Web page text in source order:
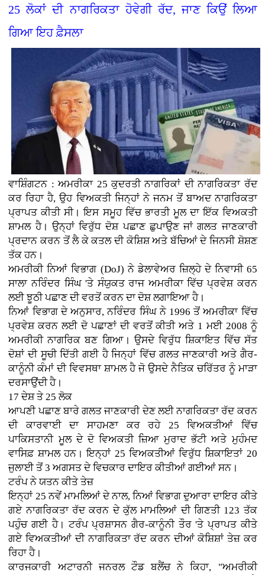
25 ਲੋਕਾਂ ਦੀ ਨਾਗਰਿਕਤਾ ਹੋਵੇਗੀ ਰੱਦ, ਜਾਣ ਕਿਉਂ ਲਿਆ
ਗਿਆ ਇਹ ਫ਼ੈਸਲਾ
ਵਾਸ਼ਿੰਗਟਨ : ਅਮਰੀਕਾ 25 ਕੁਦਰਤੀ ਨਾਗਰਿਕਾਂ ਦੀ ਨਾਗਰਿਕਤਾ ਰੱਦ
ਕਰ ਰਿਹਾ ਹੈ, ਉਹ ਵਿਅਕਤੀ ਜਿਨ੍ਹਾਂ ਨੇ ਜਨਮ ਤੋਂ ਬਾਅਦ ਨਾਗਰਿਕਤਾ
ਪ੍ਰਾਪਤ ਕੀਤੀ ਸੀ। ਇਸ ਸਮੂਹ ਵਿੱਚ ਭਾਰਤੀ ਮੂਲ ਦਾ ਇੱਕ ਵਿਅਕਤੀ
ਸ਼ਾਮਲ ਹੈ। ਉਨ੍ਹਾਂ ਵਿਰੁੱਧ ਦੋਸ਼ ਪਛਾਣ ਛੁਪਾਉਣ ਜਾਂ ਗਲਤ ਜਾਣਕਾਰੀ
ਪ੍ਰਦਾਨ ਕਰਨ ਤੋਂ ਲੈ ਕੇ ਕਤਲ ਦੀ ਕੋਸ਼ਿਸ਼ ਅਤੇ ਬੱਚਿਆਂ ਦੇ ਜਿਨਸੀ ਸ਼ੋਸ਼ਣ
ਤੱਕ ਹਨ।
ਅਮਰੀਕੀ ਨਿਆਂ ਵਿਭਾਗ (DoJ) ਨੇ ਡੇਲਾਵੇਅਰ ਜ਼ਿਲ੍ਹੇ ਦੇ ਨਿਵਾਸੀ 65
ਸਾਲਾ ਨਰਿੰਦਰ ਸਿੰਘ 'ਤੇ ਸੰਯੁਕਤ ਰਾਜ ਅਮਰੀਕਾ ਵਿੱਚ ਪ੍ਰਵੇਸ਼ ਕਰਨ
ਲਈ ਝੂਠੀ ਪਛਾਣ ਦੀ ਵਰਤੋਂ ਕਰਨ ਦਾ ਦੋਸ਼ ਲਗਾਇਆ ਹੈ।
ਨਿਆਂ ਵਿਭਾਗ ਦੇ ਅਨੁਸਾਰ, ਨਰਿੰਦਰ ਸਿੰਘ ਨੇ 1996 ਤੋਂ ਅਮਰੀਕਾ ਵਿੱਚ
ਪ੍ਰਵੇਸ਼ ਕਰਨ ਲਈ ਦੋ ਪਛਾਣਾਂ ਦੀ ਵਰਤੋਂ ਕੀਤੀ ਅਤੇ 1 ਮਈ 2008 ਨੂੰ
ਅਮਰੀਕੀ ਨਾਗਰਿਕ ਬਣ ਗਿਆ। ਉਸਦੇ ਵਿਰੁੱਧ ਸ਼ਿਕਾਇਤ ਵਿੱਚ ਸੱਤ
ਦੋਸ਼ਾਂ ਦੀ ਸੂਚੀ ਦਿੱਤੀ ਗਈ ਹੈ ਜਿਨ੍ਹਾਂ ਵਿੱਚ ਗਲਤ ਜਾਣਕਾਰੀ ਅਤੇ ਗੈਰ-
ਕਾਨੂੰਨੀ ਕੰਮਾਂ ਦੀ ਵਿਵਸਥਾ ਸ਼ਾਮਲ ਹੈ ਜੋ ਉਸਦੇ ਨੈਤਿਕ ਚਰਿੱਤਰ ਨੂੰ ਮਾੜਾ
ਦਰਸਾਉਂਦੀ ਹੈ।
17 ਦੇਸ਼ ਤੇ 25 ਲੋਕ
ਆਪਣੀ ਪਛਾਣ ਬਾਰੇ ਗਲਤ ਜਾਣਕਾਰੀ ਦੇਣ ਲਈ ਨਾਗਰਿਕਤਾ ਰੱਦ ਕਰਨ
ਦੀ ਕਾਰਵਾਈ ਦਾ ਸਾਹਮਣਾ ਕਰ ਰਹੇ 25 ਵਿਅਕਤੀਆਂ ਵਿੱਚ
ਪਾਕਿਸਤਾਨੀ ਮੂਲ ਦੇ ਦੋ ਵਿਅਕਤੀ ਜ਼ਿਆ ਮੁਰਾਦ ਭੱਟੀ ਅਤੇ ਮੁਹੰਮਦ
ਵਾਸਿਫ਼ ਸ਼ਾਮਲ ਹਨ। ਇਨ੍ਹਾਂ 25 ਵਿਅਕਤੀਆਂ ਵਿਰੁੱਧ ਸ਼ਿਕਾਇਤਾਂ 20
ਜੁਲਾਈ ਤੋਂ 3 ਅਗਸਤ ਦੇ ਵਿਚਕਾਰ ਦਾਇਰ ਕੀਤੀਆਂ ਗਈਆਂ ਸਨ।
ਟਰੰਪ ਨੇ ਯਤਨ ਕੀਤੇ ਤੇਜ਼
ਇਨ੍ਹਾਂ 25 ਨਵੇਂ ਮਾਮਲਿਆਂ ਦੇ ਨਾਲ, ਨਿਆਂ ਵਿਭਾਗ ਦੁਆਰਾ ਦਾਇਰ ਕੀਤੇ
ਗਏ ਨਾਗਰਿਕਤਾ ਰੱਦ ਕਰਨ ਦੇ ਕੁੱਲ ਮਾਮਲਿਆਂ ਦੀ ਗਿਣਤੀ 123 ਤੱਕ
ਪਹੁੰਚ ਗਈ ਹੈ। ਟਰੰਪ ਪ੍ਰਸ਼ਾਸਨ ਗੈਰ-ਕਾਨੂੰਨੀ ਤੌਰ 'ਤੇ ਪ੍ਰਾਪਤ ਕੀਤੇ
ਗਏ ਵਿਅਕਤੀਆਂ ਦੀ ਨਾਗਰਿਕਤਾ ਰੱਦ ਕਰਨ ਦੀਆਂ ਕੋਸ਼ਿਸ਼ਾਂ ਤੇਜ਼ ਕਰ
ਰਿਹਾ ਹੈ।
ਕਾਰਜਕਾਰੀ ਅਟਾਰਨੀ ਜਨਰਲ ਟੌਡ ਬਲੈਂਚ ਨੇ ਕਿਹਾ, "ਅਮਰੀਕੀ